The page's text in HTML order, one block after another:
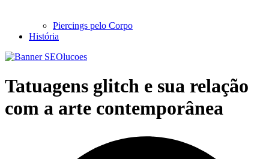
Piercings pelo Corpo
História
Tatuagens glitch e sua relação
com a arte contemporânea